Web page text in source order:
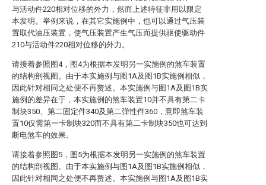
与活动件220相对位移的外力，然而上述特征非用以限定
本发明。举例来说，在其它实施例中，也可以通过气压装
置取代油压装置，使气压装置产生气压而提供驱使驱动件
210与活动件220相对位移的外力。
请接着参照图4，图4为根据本发明另一实施例的煞车装置
的结构剖视图。由于本实施例与图1A及图1B实施例相似，
因此针对相同之处便不再赘述。本实施例与图1A及图1B实
施例的差异在于，本实施例的煞车装置10并不具有第二卡
制块350、第二固定件340及第二弹性件360，意即煞车装
置10仅需第一卡制块320而不具有第二卡制块350也可达到
断电煞车的效果。
请接着参照图5，图5为根据本发明另一实施例的煞车装置
的结构剖视图。由于本实施例与图1A及图1B实施例相似，
因此针对相同之处便不再赘述。本实施例与图1A及图1B实